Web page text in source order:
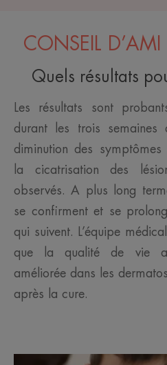
CONSEIL D’AMI
Quels résultats
Les résultats sont
durant les trois
diminution des
la cicatrisation des
observés. A plus long
se confirment et se
qui suivent. L’équipe
que la qualité de vie a
améliorée dans les
après la cure.